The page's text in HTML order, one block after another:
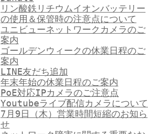
リン酸鉄リチウムイオンバッテリー
の使用＆保管時の注意点について
ユニビューネットワークカメラのご
案内
ゴールデンウィークの休業日程のご
案内
LINE友だち追加
年末年始の休業日程のご案内
PoE対応IPカメラのご注意点
Youtubeライブ配信カメラについて
7月9日（木）営業時間短縮のお知ら
せ